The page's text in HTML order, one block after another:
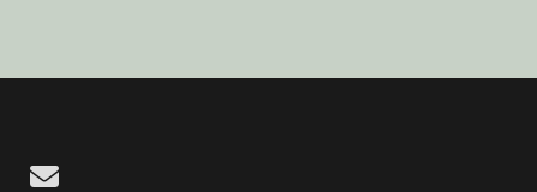
Email